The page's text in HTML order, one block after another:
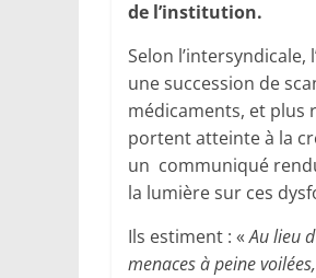
de l’institution.
Selon
une succession de
médicaments, et plus
portent atteinte à la
un communiqué
la lumière sur ces
Ils estiment : «Au lieu
menaces à peine